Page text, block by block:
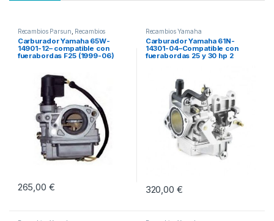
Recambios Parsun Recambios
Yamaha
Carburador Yamaha 65W-
14901-12– compatible con
fuerabordas F25 (1999-06)
265,00 €
Recambios Yamaha
Carburador Yamaha 61N-
14301-04–Compatible con
fuerabordas 25 y 30 hp 2
320,00 €